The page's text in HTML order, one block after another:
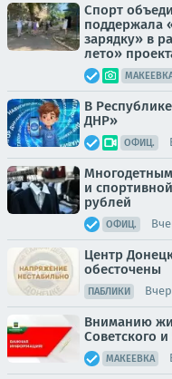
Спорт
поддержала
зарядку» в
лето»
В
ДНР»
ОФИЦ.
и
рублей
ОФИЦ.
Центр
обесточены
ПАБЛИКИ
Вниманию
Советского
МАКЕЕВКА